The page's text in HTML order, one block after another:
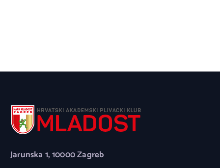
Jarunska 1, 10000 Zagreb